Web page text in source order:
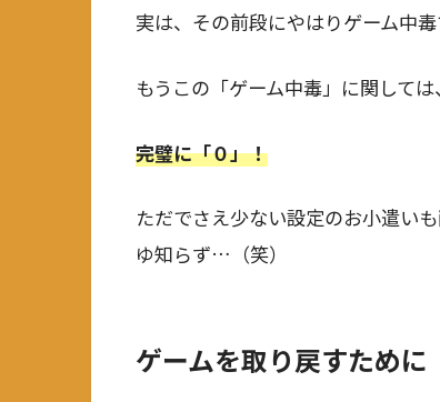
実は、その前段にやはりゲーム中
もうこの「ゲーム中毒」に関して
完璧に「０」！
ただでさえ少ない設定のお小遣い
ゆ知らず…（笑）
ゲームを取り戻すために